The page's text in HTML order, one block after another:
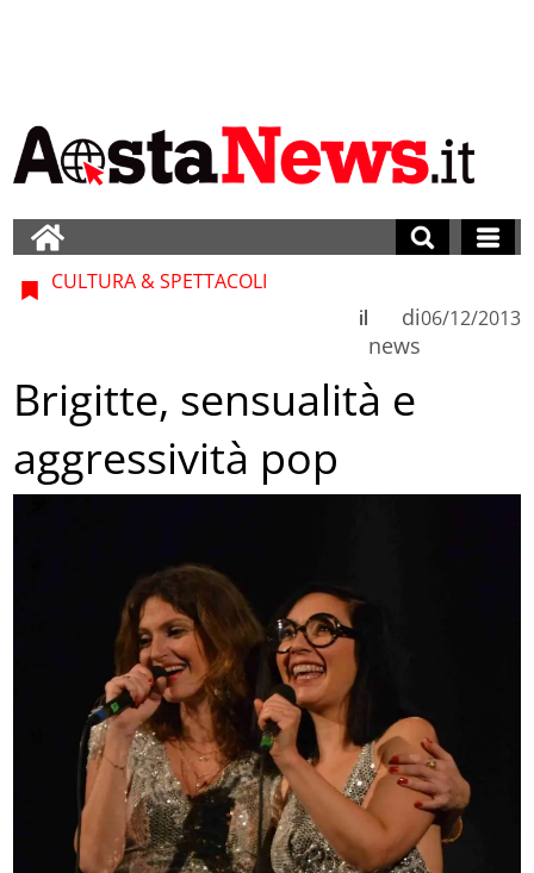
CULTURA & SPETTACOLI
di
news
il 06/12/2013
Brigitte, sensualità e
aggressività pop